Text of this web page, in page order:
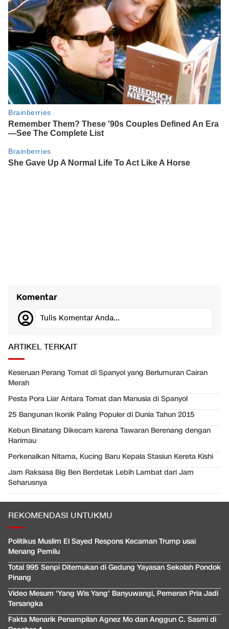
Komentar
Tulis Komentar Anda...
ARTIKEL TERKAIT
Keseruan Perang Tomat di Spanyol yang Berlumuran Cairan
Merah
Pesta Pora Liar Antara Tomat dan Manusia di Spanyol
25 Bangunan Ikonik Paling Populer di Dunia Tahun 2015
Kebun Binatang Dikecam karena Tawaran Berenang dengan
Harimau
Perkenalkan Nitama, Kucing Baru Kepala Stasiun Kereta Kishi
Jam Raksasa Big Ben Berdetak Lebih Lambat dari Jam
Seharusnya
REKOMENDASI UNTUKMU
Politikus Muslim El Sayed Respons Kecaman Trump usai
Menang Pemilu
Total 995 Senpi Ditemukan di Gedung Yayasan Sekolah Pondok
Pinang
Video Mesum 'Yang Wis Yang' Banyuwangi, Pemeran Pria Jadi
Tersangka
Fakta Menarik Penampilan Agnez Mo dan Anggun C. Sasmi di